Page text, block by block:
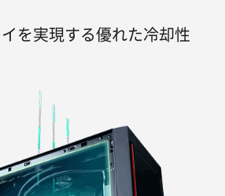
を実現する優れた冷却性